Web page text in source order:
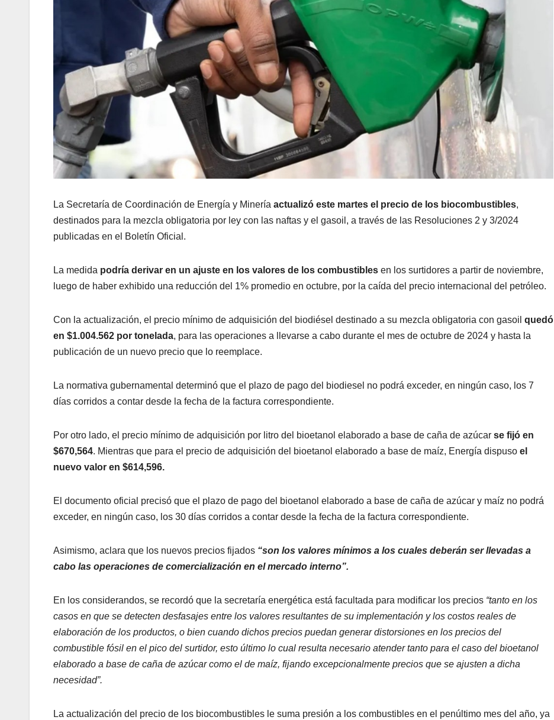
La Secretaría de Coordinación de Energía y Minería actualizó este martes el precio de los biocombustibles,
destinados para la mezcla obligatoria por ley con las naftas y el gasoil, a través de las Resoluciones 2 y 3/2024
publicadas en el Boletín Oficial.
La medida podría derivar en un ajuste en los valores de los combustibles en los surtidores a partir de noviembre,
luego de haber exhibido una reducción del 1% promedio en octubre, por la caída del precio internacional del petróleo.
Con la actualización, el precio mínimo de adquisición del biodiésel destinado a su mezcla obligatoria con gasoil quedó
en $1.004.562 por tonelada, para las operaciones a llevarse a cabo durante el mes de octubre de 2024 y hasta la
publicación de un nuevo precio que lo reemplace.
La normativa gubernamental determinó que el plazo de pago del biodiesel no podrá exceder, en ningún caso, los 7
días corridos a contar desde la fecha de la factura correspondiente.
Por otro lado, el precio mínimo de adquisición por litro del bioetanol elaborado a base de caña de azúcar se fijó en
$670,564. Mientras que para el precio de adquisición del bioetanol elaborado a base de maíz, Energía dispuso el
nuevo valor en $614,596.
El documento oficial precisó que el plazo de pago del bioetanol elaborado a base de caña de azúcar y maíz no podrá
exceder, en ningún caso, los 30 días corridos a contar desde la fecha de la factura correspondiente.
Asimismo, aclara que los nuevos precios fijados “son los valores mínimos a los cuales deberán ser llevadas a
cabo las operaciones de comercialización en el mercado interno”.
En los considerandos, se recordó que la secretaría energética está facultada para modificar los precios “tanto en los
casos en que se detecten desfasajes entre los valores resultantes de su implementación y los costos reales de
elaboración de los productos, o bien cuando dichos precios puedan generar distorsiones en los precios del
combustible fósil en el pico del surtidor, esto último lo cual resulta necesario atender tanto para el caso del bioetanol
elaborado a base de caña de azúcar como el de maíz, fijando excepcionalmente precios que se ajusten a dicha
necesidad”.
La actualización del precio de los biocombustibles le suma presión a los combustibles en el penúltimo mes del año, ya